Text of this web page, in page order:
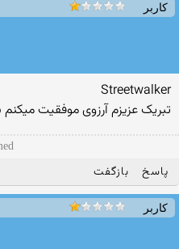
کاربر
Streetwalker
تبریک عزیزم آرزوی موفقیت میکنم
پاسخ بازگفت
کاربر